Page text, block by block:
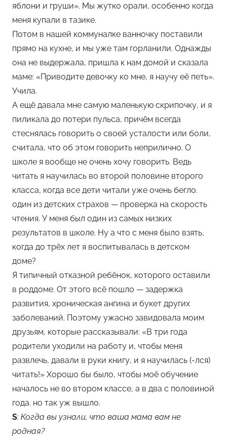
яблони и груши». Мы жутко орали, особенно когда
меня купали в тазике.
Потом в нашей коммуналке ванночку поставили
прямо на кухне, и мы уже там горланили. Однажды
она не выдержала, пришла к нам домой и сказала
маме: «Приводите девочку ко мне, я научу её петь».
Учила.
А ещё давала мне самую маленькую скрипочку, и я
пиликала до потери пульса, причём всегда
стеснялась говорить о своей усталости или боли,
считала, что об этом говорить неприлично. О
школе я вообще не очень хочу говорить. Ведь
читать я научилась во второй половине второго
класса, когда все дети читали уже очень бегло.
один из детских страхов — проверка на скорость
чтения. У меня был один из самых низких
результатов в школе. Ну а что с меня было взять,
когда до трёх лет я воспитывалась в детском
доме?
Я типичный отказной ребёнок, которого оставили
в роддоме. От этого всё пошло — задержка
развития, хроническая ангина и букет других
заболеваний. Поэтому ужасно завидовала моим
друзьям, которые рассказывали: «В три года
родители уходили на работу и, чтобы меня
развлечь, давали в руки книгу, и я научилась (-лся)
читать!» Хорошо бы было, чтобы моё обучение
началось не во втором классе, а в два с половиной
года. но так уж вышло.
S: Когда вы узнали, что ваша мама вам не
родная?